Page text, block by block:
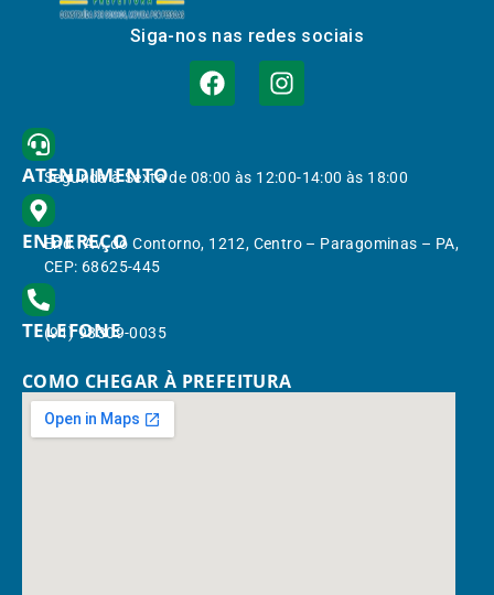
Siga-nos nas redes sociais
ATENDIMENTO
Segunda à Sexta de 08:00 às 12:00-14:00 às 18:00
ENDEREÇO
End.: Av. do Contorno, 1212, Centro – Paragominas – PA,
CEP: 68625-445
TELEFONE
(91) 98309-0035
COMO CHEGAR À PREFEITURA